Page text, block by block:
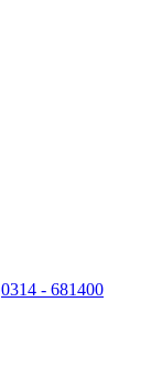
0314 - 681400